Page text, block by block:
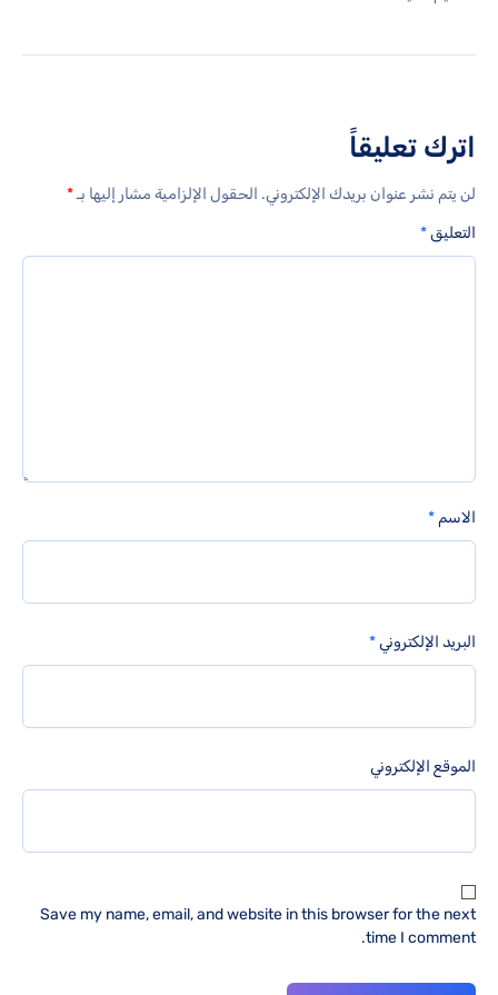
اترك تعليقاً
لن يتم نشر عنوان بريدك الإلكتروني. الحقول الإلزامية مشار إليها بـ*
التعليق*
الاسم *
البريد الإلكتروني*
الموقع الإلكتروني
Save my name, email, and website in this browser for the next
time I comment.